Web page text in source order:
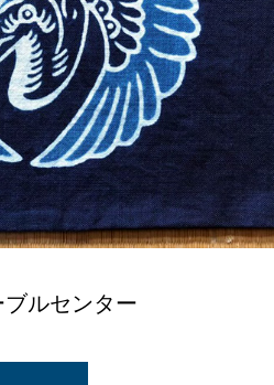
ルセンター